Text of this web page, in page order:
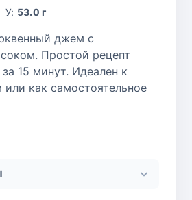
У: 53.0 г
джем с
Простой рецепт
15 минут. Идеален к
или как самостоятельное